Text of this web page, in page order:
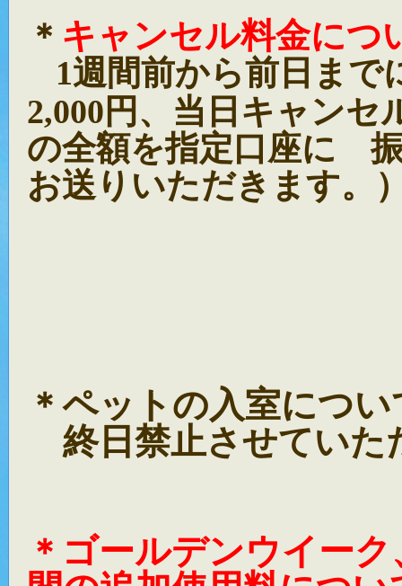
＊ キャンセル料金につ
1週間前から前日ま
2,000円、当日キャンセ
の全額を指定口座に
お送りいただきます。
＊ ペットの入室につい
終日禁止させていた
＊ ゴールデンウイー